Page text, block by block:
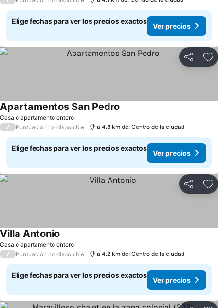
Elige fechas para ver los precios exactos
Ver precios
Compartir
Casa o apartamento entero
Apartamentos San Pedro
/ Puntuación no disponible a 4.8 km de: Centro de la ciudad
Elige fechas para ver los precios exactos
Ver precios
Compartir
Casa o apartamento entero
Villa Antonio
/ Puntuación no disponible a 4.2 km de: Centro de la ciudad
Elige fechas para ver los precios exactos
Ver precios